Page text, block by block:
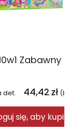
det. 44,42 zł
się, aby kupić